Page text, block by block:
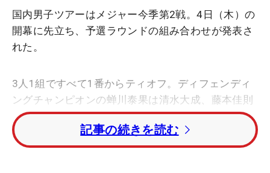
国内男子ツアーはメジャー今季第2戦。4日（木）の
開幕に先立ち、予選ラウンドの組み合わせが発表さ
れた。
3人1組ですべて1番からティオフ。ディフェンディ
ングチャンピオンの蝉川泰果は清水大成、藤本佳則
との組み合わせで午後0時2分にスタートする。
「日本プロ センコーグループ杯」でツアー初優勝を
記事の続きを読む